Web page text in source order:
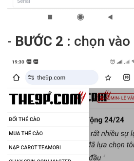
- BƯỚC 2 : chọn vào